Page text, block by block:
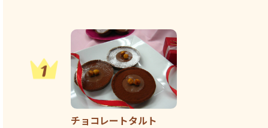
チョコレートタルト